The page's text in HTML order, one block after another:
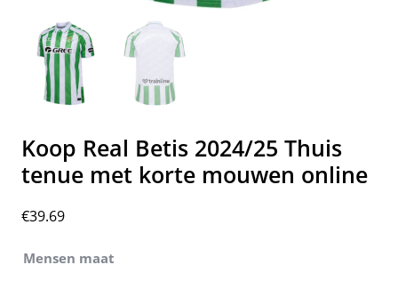
Koop Real Betis 2024/25 Thuis
tenue met korte mouwen online
€39.69
Mensen maat